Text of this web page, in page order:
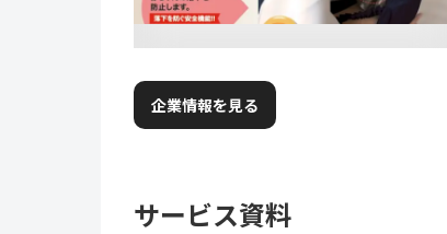
企業情報を見る
サービス資料